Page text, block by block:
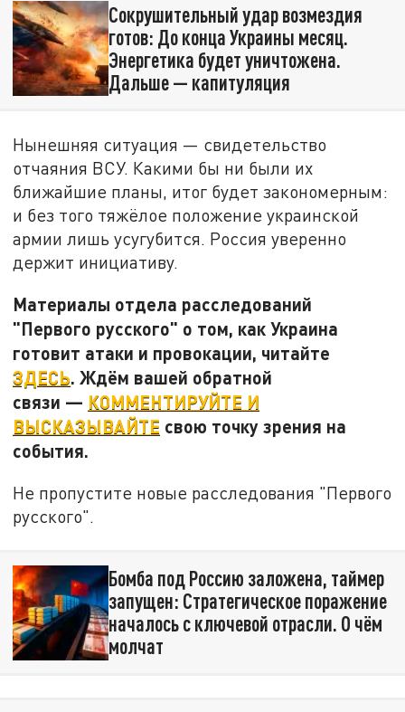
Сокрушительный удар возмездия
готов: До конца Украины месяц.
Энергетика будет уничтожена.
Дальше — капитуляция
Нынешняя ситуация — свидетельство
отчаяния ВСУ. Какими бы ни были их
ближайшие планы, итог будет закономерным:
и без того тяжёлое положение украинской
армии лишь усугубится. Россия уверенно
держит инициативу.
Материалы отдела расследований
"Первого русского" о том, как Украина
готовит атаки и провокации, читайте
ЗДЕСЬ. Ждём вашей обратной
связи — КОММЕНТИРУЙТЕ И
ВЫСКАЗЫВАЙТЕ свою точку зрения на
события.
Не пропустите новые расследования "Первого
русского".
Бомба под Россию заложена, таймер
запущен: Стратегическое поражение
началось с ключевой отрасли. О чём
молчат